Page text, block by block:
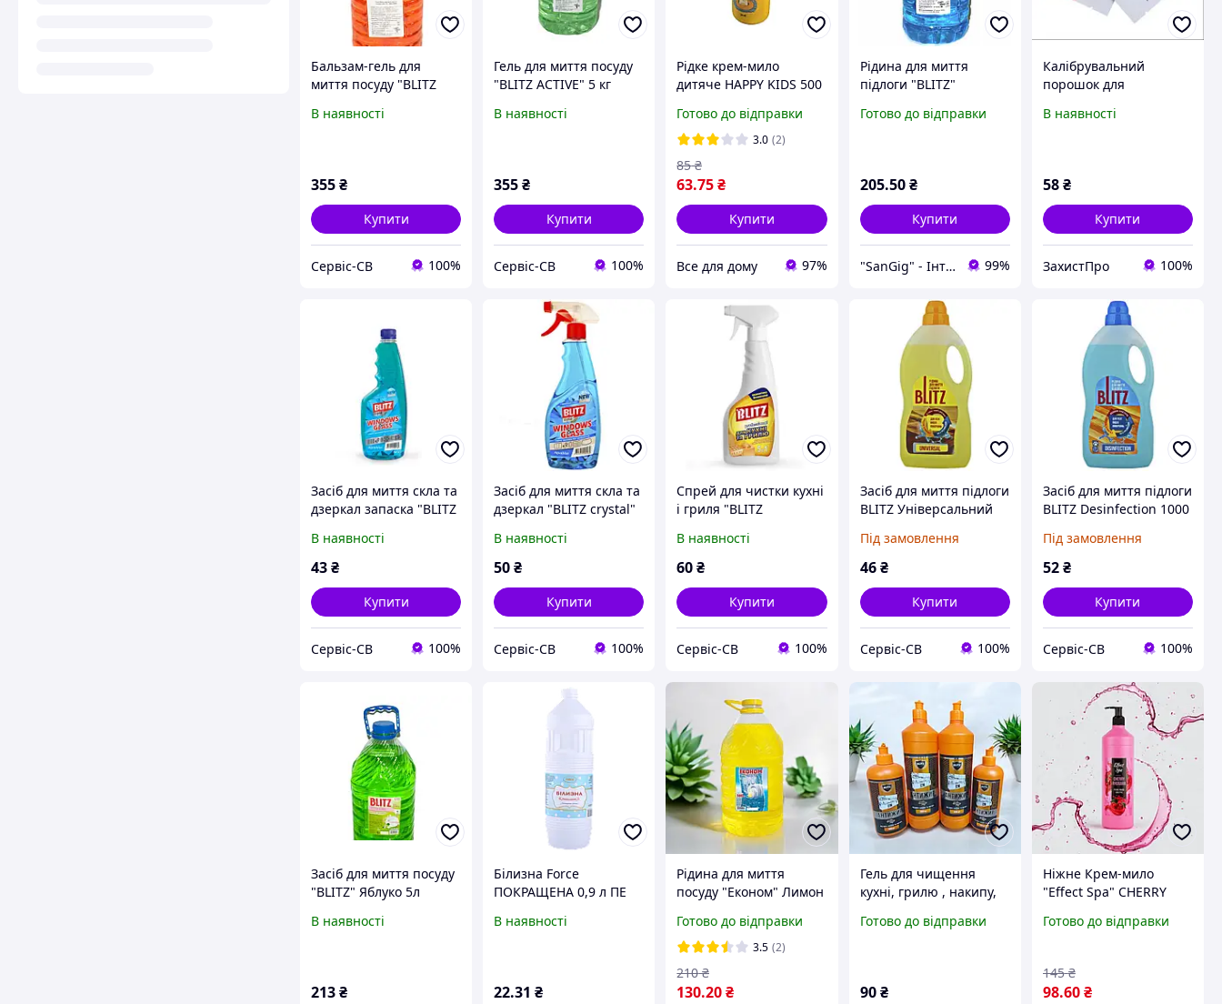
Бальзам-гель для
миття посуду "BLITZ
В наявності
355₴
Купити
Сервіс-СВ 100%
Гель для миття посуду
"BLITZ ACTIVE" 5 кг
В наявності
355₴
Купити
Сервіс-СВ 100%
Рідке крем-мило
дитяче HAPPY KIDS 500
Готово до відправки
3.0 (2)
63.75₴
85 ₴
Купити
Все для дому 97%
Рідина для миття
підлоги "BLITZ"
пляшка
Готово до відправки
205.50 ₴
Купити
"SanGig" - Інтернет-магазин 99%
Калібрувальний
порошок для
метрів pH4.01 + pH6.86
В наявності
58₴
Купити
ЗахистПро 100%
Засіб для миття скла та
дзеркал запаска "BLITZ
В наявності
43₴
Купити
Сервіс-СВ 100%
Засіб для миття скла та
дзеркал "BLITZ crystal"
В наявності
50₴
Купити
Сервіс-СВ 100%
Спрей для чистки кухні
і гриля "BLITZ
В наявності
60₴
Купити
Сервіс-СВ 100%
Засіб для миття підлоги
BLITZ Універсальний
Під замовлення
46 ₴
Купити
Сервіс-СВ 100%
Засіб для миття підлоги
BLITZ Desinfection 1000
Під замовлення
52₴
Купити
Сервіс-СВ 100%
Засіб для миття посуду
"BLITZ" Яблуко 5л
В наявності
213₴
Білизна Force
ПОКРАЩЕНА 0,9 л ПЕ
В наявності
22.31 ₴
Рідина для миття
посуду "Економ" Лимон
Готово до відправки
3.5 (2)
130.20₴
210 ₴
Гель для чищення
кухні, грилю , накипу,
"Антижир" 1 л.
Готово до відправки
90 ₴
Ніжне Крем-мило
"Effect Spa" CHERRY
дозатор
Готово до відправки
98.60₴
145 ₴